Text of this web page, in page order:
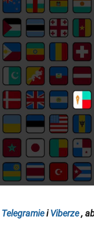
TelegramieiViberze,